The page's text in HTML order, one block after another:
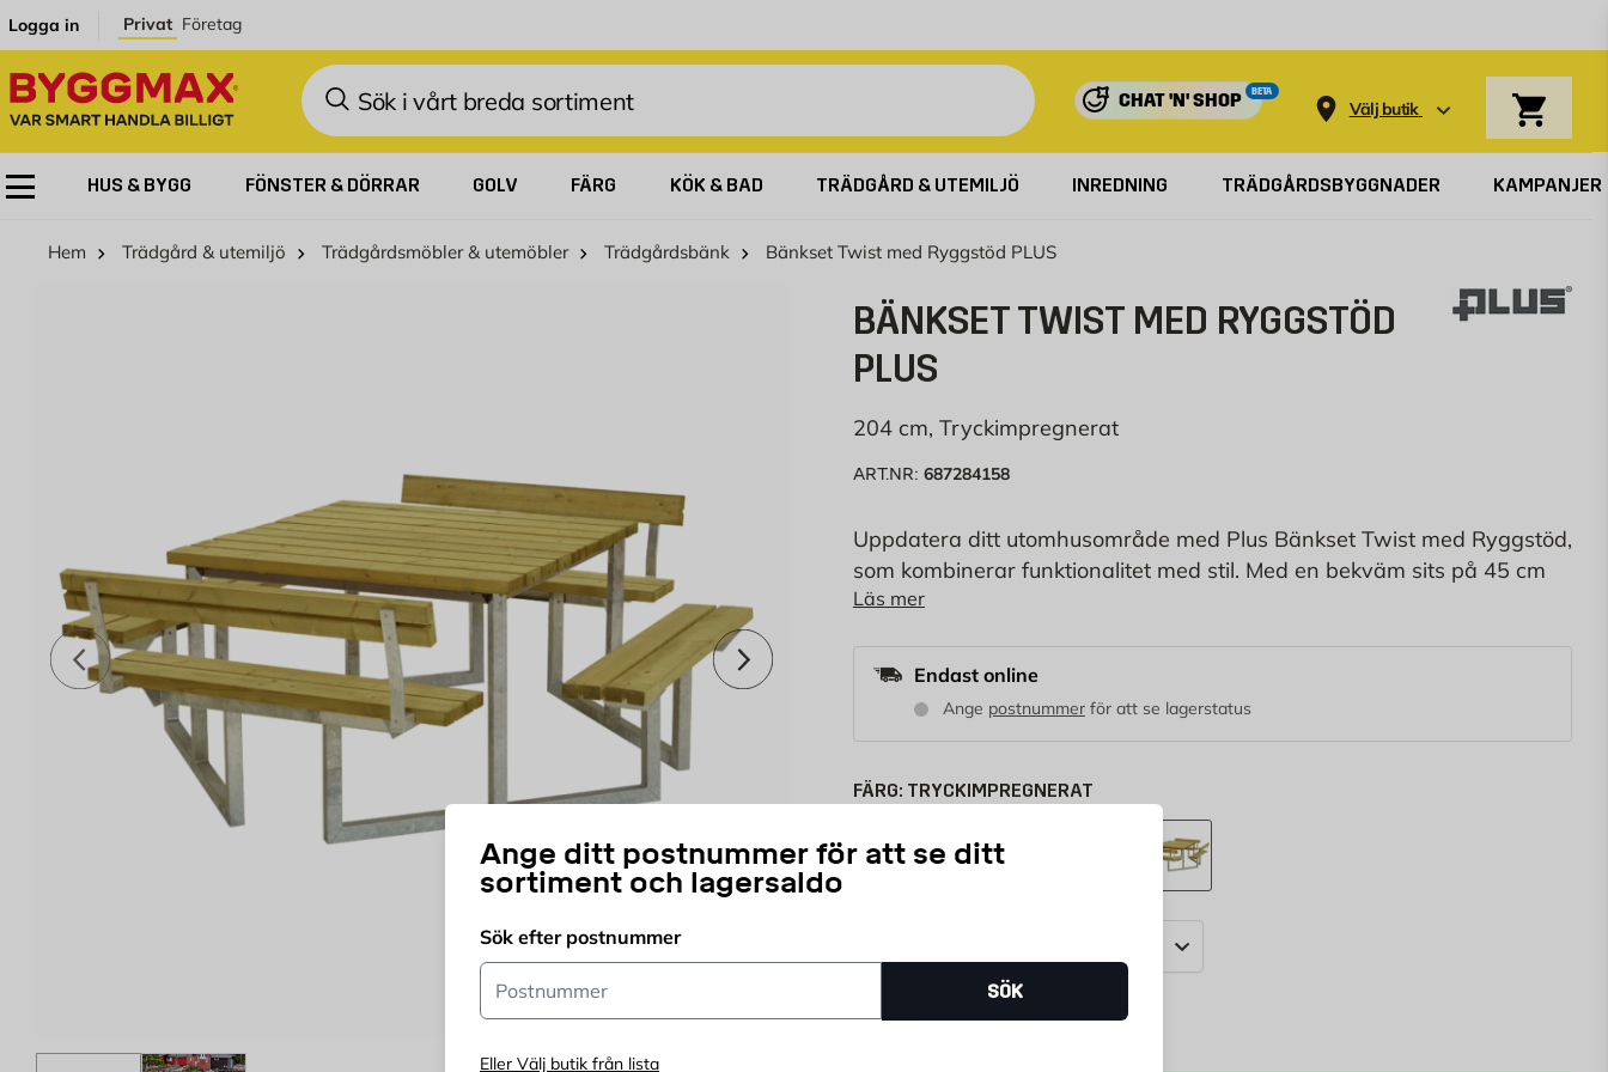
Logga in Privat Företag
Sök
CHAT 'N' SHOP
BETA
Välj butik
Ange ditt postnummer för att se ditt
sortiment och lagersaldo
Sök efter postnummer
Postnummer
SÖK
Eller Välj butik från lista
HUS & BYGG FÖNSTER & DÖRRAR GOLV FÄRG KÖK & BAD TRÄDGÅRD & UTEMILJÖ INREDNING TRÄDGÅRDSBYGGNADER KAMPANJER
Hem Trädgård & utemiljö Trädgårdsmöbler & utemöbler Trädgårdsbänk Bänkset Twist med Ryggstöd PLUS
Föregående Nästa
BÄNKSET TWIST MED RYGGSTÖD
PLUS
204 cm, Tryckimpregnerat
ART.NR: 687284158
Uppdatera ditt utomhusområde med Plus Bänkset Twist med Ryggstöd,
som kombinerar funktionalitet med stil. Med en bekväm sits på 45 cm
och en total höjd på 76 cm, erbjuder detta bänkset den perfekta höjden
Läs mer
Endast online
Ange postnummerför att se lagerstatus
FÄRG: TRYCKIMPREGNERAT
Tryckimpregnerat
9 691 KR